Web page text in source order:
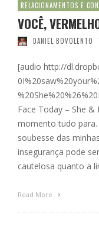
RELACIONAMENTOS E
VOCÊ,
DANIEL BOVOLENTO
[audio http://
Face Today – She &
momento tudo para.
soubesse das
insegurança pode
cautelosa quanto a
Read More